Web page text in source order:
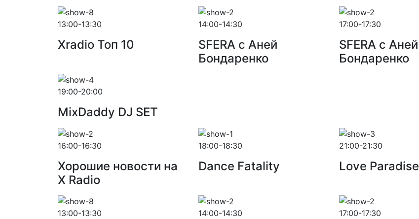
13:00-13:30
Xradio Топ 10
14:00-14:30
SFERA с Аней
Бондаренко
17:00-17:30
SFERA с Аней
Бондаренко
19:00-20:00
MixDaddy DJ SET
16:00-16:30
Хорошие новости на
X Radio
18:00-18:30
Dance Fatality
21:00-21:30
Love Paradise
13:00-13:30 14:00-14:30 17:00-17:30